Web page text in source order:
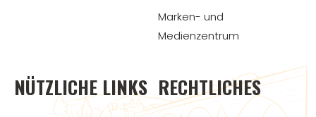
Marken- und
Medienzentrum
NÜTZLICHE LINKS RECHTLICHES